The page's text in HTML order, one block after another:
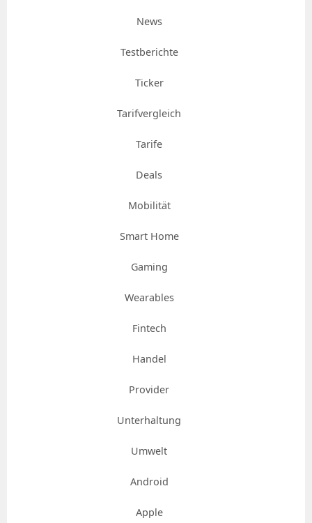
News
Testberichte
Ticker
Tarifvergleich
Tarife
Deals
Mobilität
Smart Home
Gaming
Wearables
Fintech
Handel
Provider
Unterhaltung
Umwelt
Android
Apple